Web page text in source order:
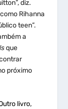
diz.
Rihanna
teen”.
a
que
próximo
livro,